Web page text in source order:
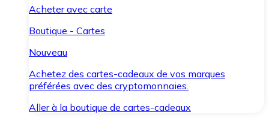
Acheter avec carte
Boutique - Cartes
Nouveau
Achetez des cartes-cadeaux de vos marques
préférées avec des cryptomonnaies.
Aller à la boutique de cartes-cadeaux